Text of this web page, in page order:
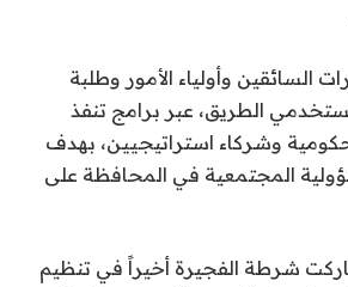
السائقين وأولياء الأمور وطلبة
الطريق، عبر برامج تنفذ
وشركاء استراتيجيين، بهدف
المجتمعية في المحافظة على
شرطة الفجيرة أخيراً في تنظيم